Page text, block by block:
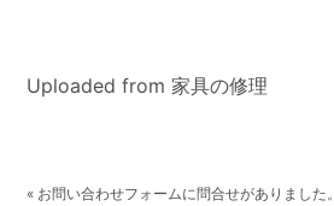
Uploaded from 家具の修理
« お問い合わせフォームに問合せがありました。